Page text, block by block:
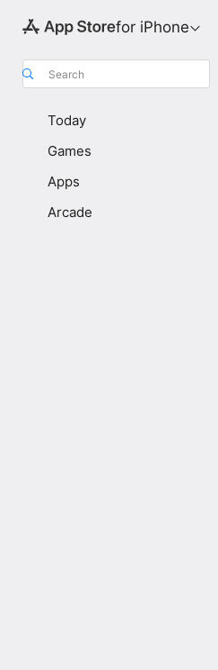
for iPhone
Search
Today
Games
Apps
Arcade